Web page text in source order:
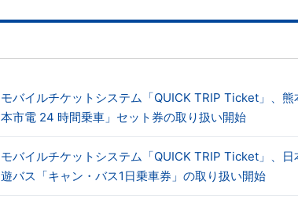
モバイルチケットシステム「QUICK TRIP Ticket」、
本市電 24 時間乗車」セット券の取り扱い開始
モバイルチケットシステム「QUICK TRIP Ticket」、
遊バス「キャン・バス1日乗車券」の取り扱い開始